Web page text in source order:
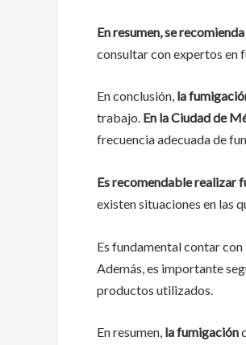
En resumen, se
consultar con expertos en
En conclusión, la
trabajo. En la Ciudad de
frecuencia adecuada de
Es recomendable realizar
existen situaciones en las
Es fundamental contar con
Además, es importante
productos utilizados.
En resumen, la fumigación